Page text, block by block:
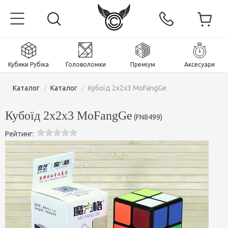
Кубики Рубіка Головоломки Преміум Аксесуари
Каталог / Каталог / Кубоїд 2x2x3 MoFangGe
Кубоїд 2x2x3 MoFangGe (FN8499)
Рейтинг:
Головна
Магнітні та преміум
Кубики Рубіка
Кубики 2x2x2
Кубики Рубіка 3х3х3
Головоломки
Пірамінкси (тетраедри)
Аксесуари